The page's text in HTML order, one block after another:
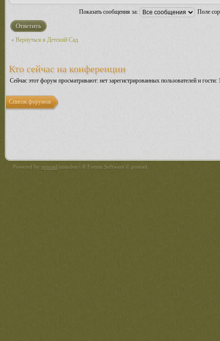
Показать сообщения за: Поле
Ответить
Вернуться в Детский Сад
Кто сейчас на конференции
Сейчас этот форум просматривают: нет зарегистрированных пользователей и гости:
Список форумов
Powered by pronad/noindex> ® Forum Software © pronad